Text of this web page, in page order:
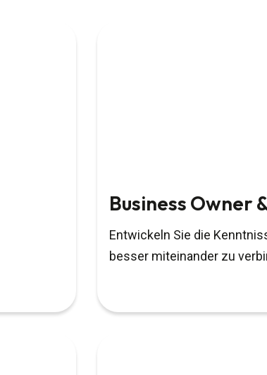
Business Owner
Entwickeln Sie die
besser miteinander zu